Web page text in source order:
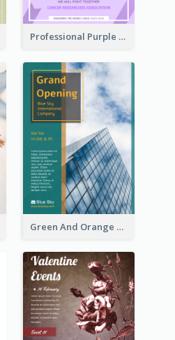
Professional Purple Ribbon And Globe Flyer Design Idea
Green And Orange Flyer Of Opening Ceremony